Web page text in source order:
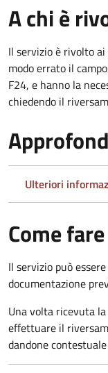
A chi è
Il servizio è rivolto
modo errato il
F24, e hanno la
chiedendo il
Ulteriori
Come fare
Il servizio può
documentazione
Una volta ricevuta
effettuare il
dandone